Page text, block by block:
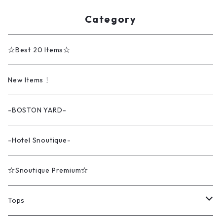
Category
☆Best 20 Items☆
New Items！
-BOSTON YARD-
-Hotel Snoutique-
☆Snoutique Premium☆
Tops